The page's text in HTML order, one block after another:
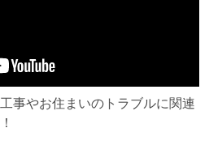
事やお住まいのトラブルに関連